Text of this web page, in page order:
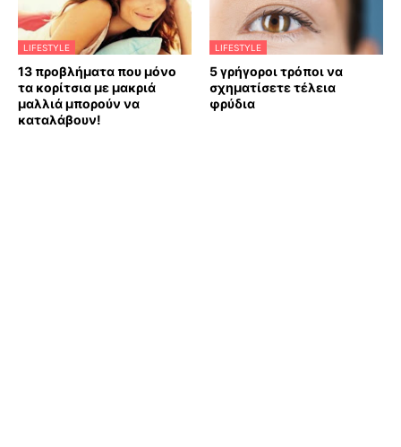
LIFESTYLE
13 προβλήματα που μόνο
τα κορίτσια με μακριά
μαλλιά μπορούν να
καταλάβουν!
LIFESTYLE
5 γρήγοροι τρόποι να
σχηματίσετε τέλεια
φρύδια